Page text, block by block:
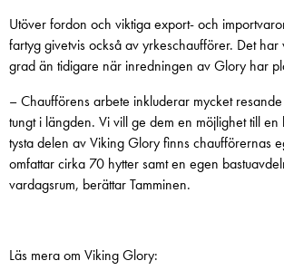
Utöver fordon och viktiga export- och
fartyg givetvis också av yrkeschaufförer. Det
grad än tidigare när inredningen av Glory har
– Chaufförens arbete inkluderar mycket
tungt i längden. Vi vill ge dem en möjlighet till
tysta delen av Viking Glory finns chaufförernas
omfattar cirka 70 hytter samt en egen
vardagsrum, berättar Tamminen.
Läs mera om Viking Glory: